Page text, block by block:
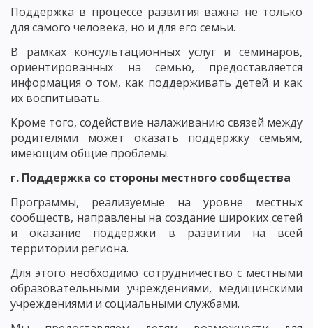
Поддержка в процессе развития важна не только
для самого человека, но и для его семьи.
В рамках консультационных услуг и семинаров,
ориентированных на семью, предоставляется
информация о том, как поддерживать детей и как
их воспитывать.
Кроме того, содействие налаживанию связей между
родителями может оказать поддержку семьям,
имеющим общие проблемы.
г. Поддержка со стороны местного сообщества
Программы, реализуемые на уровне местных
сообществ, направлены на создание широких сетей
и оказание поддержки в развитии на всей
территории региона.
Для этого необходимо сотрудничество с местными
образовательными учреждениями, медицинскими
учреждениями и социальными службами.